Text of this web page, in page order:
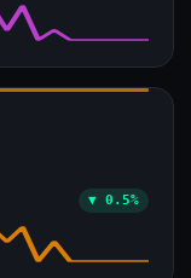
▼ 0.5%